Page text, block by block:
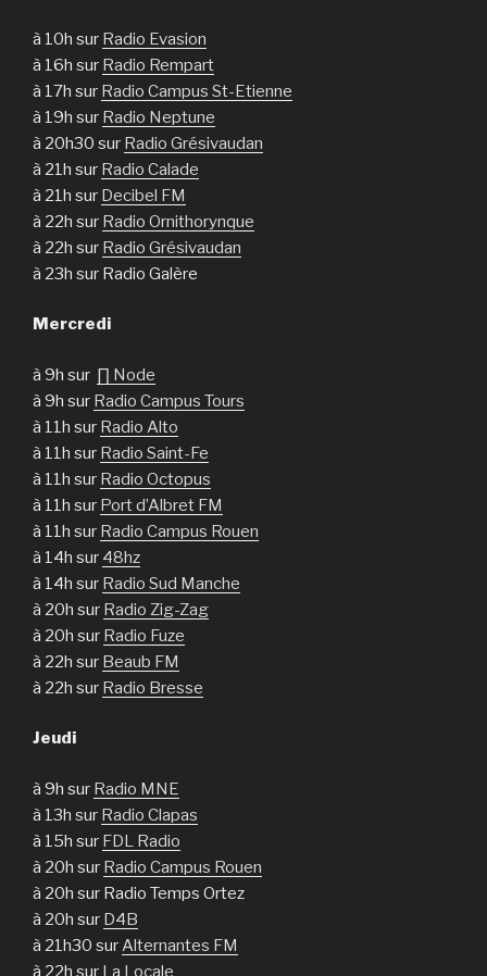
à 10h sur Radio Evasion
à 16h sur Radio Rempart
à 17h sur Radio Campus St-Etienne
à 19h sur Radio Neptune
à 20h30 sur Radio Grésivaudan
à 21h sur Radio Calade
à 21h sur Decibel FM
à 22h sur Radio Ornithorynque
à 22h sur Radio Grésivaudan
à 23h sur Radio Galère
Mercredi
à 9h sur ∏ Node
à 9h sur Radio Campus Tours
à 11h sur Radio Alto
à 11h sur Radio Saint-Fe
à 11h sur Radio Octopus
à 11h sur Port d’Albret FM
à 11h sur Radio Campus Rouen
à 14h sur 48hz
à 14h sur Radio Sud Manche
à 20h sur Radio Zig-Zag
à 20h sur Radio Fuze
à 22h sur Beaub FM
à 22h sur Radio Bresse
Jeudi
à 9h sur Radio MNE
à 13h sur Radio Clapas
à 15h sur FDL Radio
à 20h sur Radio Campus Rouen
à 20h sur Radio Temps Ortez
à 20h sur D4B
à 21h30 surAlternantes FM
à 22h sur La Locale